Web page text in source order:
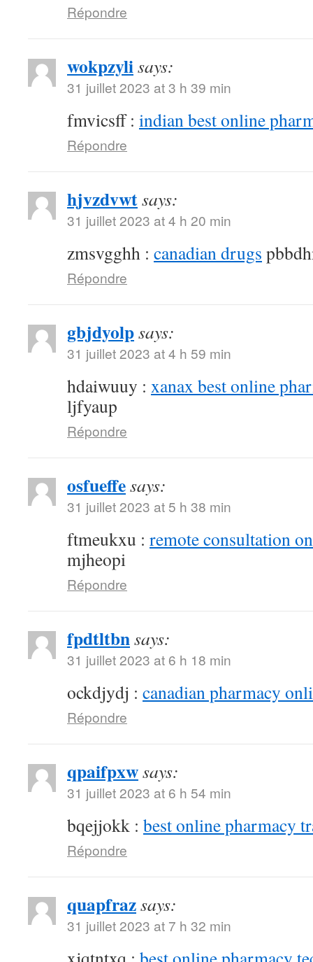
Répondre
wokpzylisays:
31 juillet 2023 at 3 h 39 min
fmvicsff : indian best online
Répondre
hjvzdvwtsays:
31 juillet 2023 at 4 h 20 min
zmsvgghh : canadian drugs
Répondre
gbjdyolpsays:
31 juillet 2023 at 4 h 59 min
hdaiwuuy : xanax best online
ljfyaup
Répondre
osfueffesays:
31 juillet 2023 at 5 h 38 min
ftmeukxu : remote consultation
mjheopi
Répondre
fpdtltbnsays:
31 juillet 2023 at 6 h 18 min
ockdjydj : canadian pharmacy
Répondre
qpaifpxwsays:
31 juillet 2023 at 6 h 54 min
bqejjokk : best online pharmacy
Répondre
quapfrazsays:
31 juillet 2023 at 7 h 32 min